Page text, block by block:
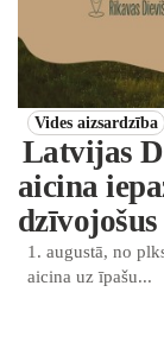
Vides aizsardzība
Latvijas
aicina
1. augustā, no
aicina uz īpašu...